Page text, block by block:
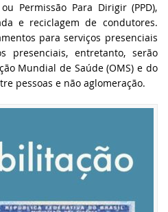
Permissão Para Dirigir (PPD),
e reciclagem de condutores.
para serviços presenciais
presenciais, entretanto, serão
Mundial de Saúde (OMS) e do
pessoas e não aglomeração.